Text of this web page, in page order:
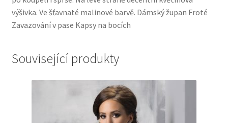
výšivka. Ve šťavnaté malinové barvě. Dámský župan Froté
Zavazování v pase Kapsy na bocích
Související produkty